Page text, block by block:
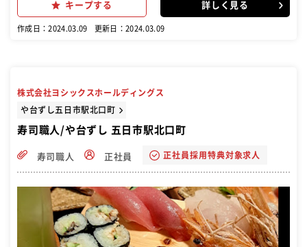
キープする 詳しく見る
作成日：2024.03.09 更新日：2024.03.09
株式会社ヨシックスホールディングス
や台ずし五日市駅北口町
寿司職人/や台ずし 五日市駅北口町
寿司職人 正社員 正社員採用特典対象求人